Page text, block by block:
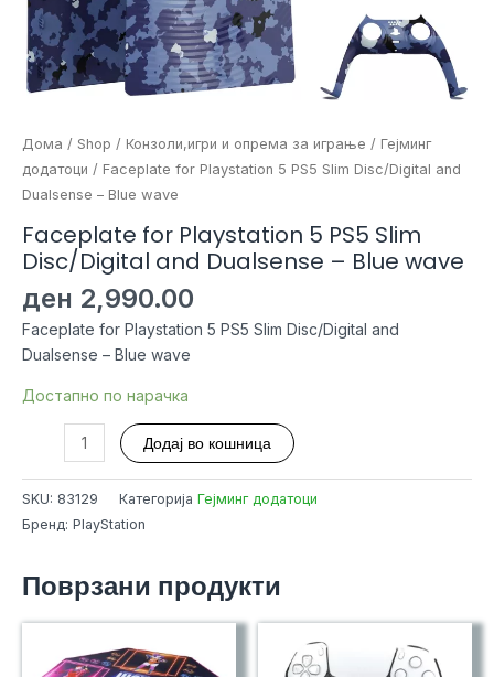
Дома / Shop / Конзоли,игри и опрема за играње / Гејминг
додатоци / Faceplate for Playstation 5 PS5 Slim Disc/Digital and
Dualsense – Blue wave
Faceplate for Playstation 5 PS5 Slim
Disc/Digital and Dualsense – Blue wave
ден 2,990.00
Faceplate for Playstation 5 PS5 Slim Disc/Digital and
Dualsense – Blue wave
Достапно по нарачка
Faceplate
Playstation
PS5
Disc/Digital
Додај во кошница
SKU: 83129 Категорија Гејминг додатоци
Бренд: PlayStation
Поврзани продукти